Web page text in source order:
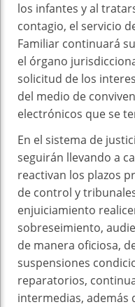
los infantes y al
contagio, el servicio
Familiar continuará
el órgano
solicitud de los
del medio de
electrónicos que se
En el sistema de
seguirán llevando a
reactivan los plazos
de control y
enjuiciamiento
sobreseimiento,
de manera oficiosa,
suspensiones
reparatorios,
intermedias, además